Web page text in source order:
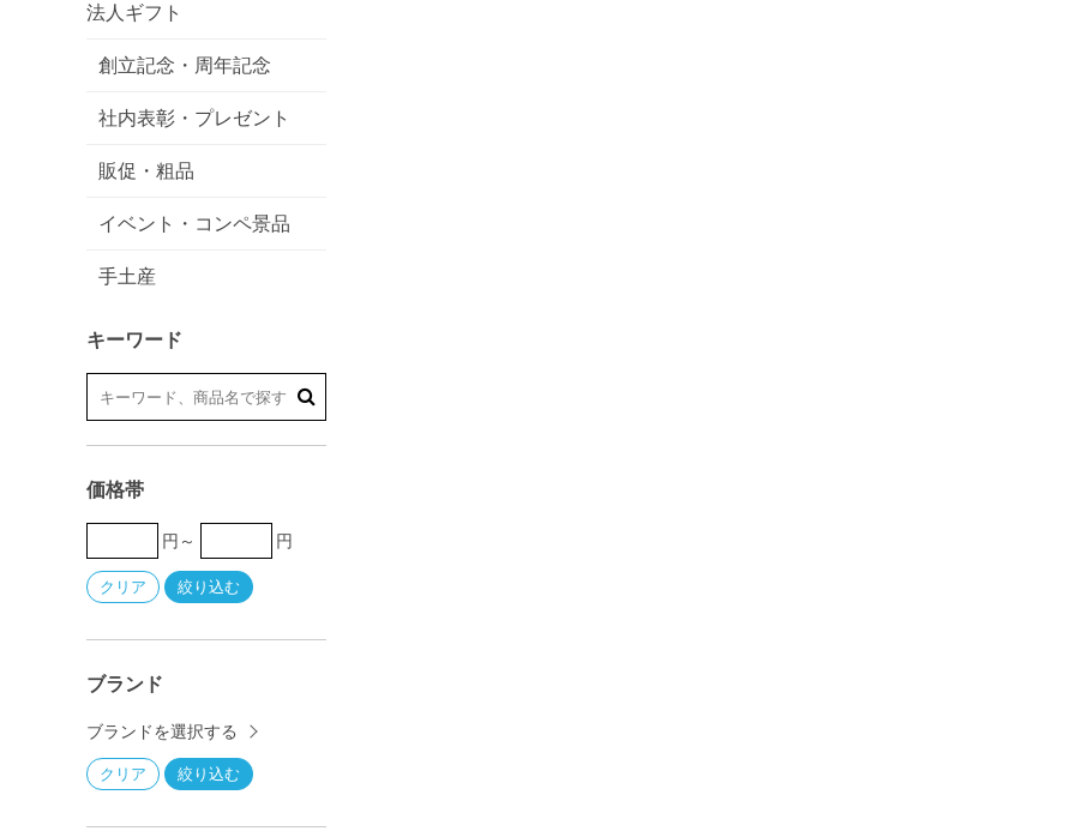
法人ギフト
創立記念・周年記念
社内表彰・プレゼント
販促・粗品
イベント・コンペ景品
手土産
キーワード
価格帯
円～ 円
ブランド
ブランドを選択する